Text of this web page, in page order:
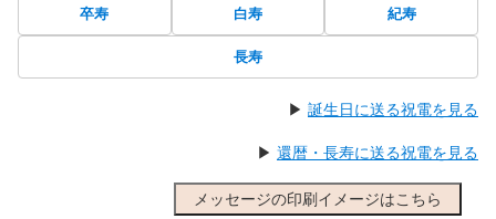
卒寿 白寿 紀寿
長寿
▶ 誕生日に送る祝電を見る
▶ 還暦・長寿に送る祝電を見る
メッセージの印刷イメージはこちら